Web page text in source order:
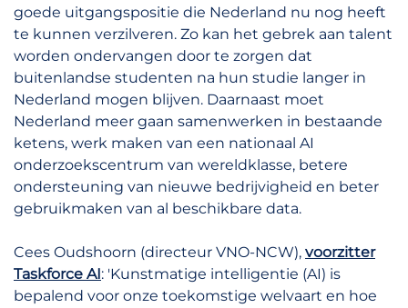
goede uitgangspositie die Nederland nu nog heeft
te kunnen verzilveren. Zo kan het gebrek aan talent
worden ondervangen door te zorgen dat
buitenlandse studenten na hun studie langer in
Nederland mogen blijven. Daarnaast moet
Nederland meer gaan samenwerken in bestaande
ketens, werk maken van een nationaal AI
onderzoekscentrum van wereldklasse, betere
ondersteuning van nieuwe bedrijvigheid en beter
gebruikmaken van al beschikbare data.
Cees Oudshoorn (directeur VNO-NCW), voorzitter
Taskforce AI: 'Kunstmatige intelligentie (AI) is
bepalend voor onze toekomstige welvaart en hoe